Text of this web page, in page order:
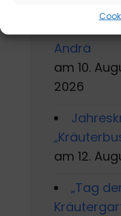
Andrä
am 10.
2026
am 12.
„Tag